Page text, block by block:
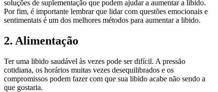
soluções de suplementação que podem ajudar a aumentar a libido.
Por fim, é importante lembrar que lidar com questões emocionais e
sentimentais é um dos melhores métodos para aumentar a libido.
2. Alimentação
Ter uma libido saudável às vezes pode ser difícil. A pressão
cotidiana, os horários muitas vezes desequilibrados e os
compromissos podem fazer com que sua libido acabe não sendo a
que gostaria.